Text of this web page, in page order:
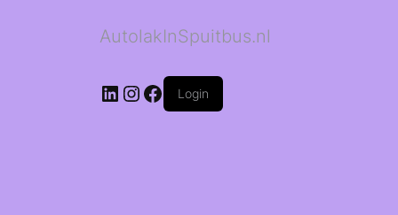
AutolakInSpuitbus.nl
LinkedIn
Instagram
Facebook
Login